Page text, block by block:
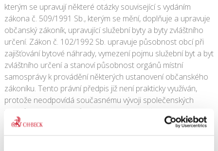
kterým se upravují některé otázky související s vydáním
zákona č. 509/1991 Sb., kterým se mění, doplňuje a upravuje
občanský zákoník, upravující služební byty a byty zvláštního
určení. Zákon č. 102/1992 Sb. upravuje působnost obcí při
zajišťování bytové náhrady, vymezení pojmu služební byt a byt
zvláštního určení a stanoví působnost orgánů místní
samosprávy k provádění některých ustanovení občanského
zákoníku. Tento právní předpis již není prakticky využíván,
protože neodpovídá současnému vývoji společenských
vztahů. Nadále však zůstane zachována účast obcí při
zajišťování bytové náhrady a zrušuje se pouze druhá část